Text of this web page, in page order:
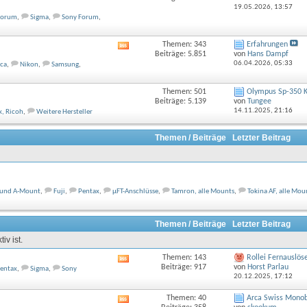
, Sigma, Sony Forum,
19.05.2026, 13:57
, Nikon, Samsung,
Themen: 343
Beiträge: 5.851
Erfahrungen
von Hans Dampf
06.04.2026, 05:33
Ricoh, Weitere Hersteller
Themen: 501
Beiträge: 5.139
Olympus Sp-350
von
Tungee
14.11.2025, 21:16
Themen / Beiträge Letzter Beitrag
A-Mount, Fuji, Pentax, µFT-Anschlüsse, Tamron, alle Mounts, Tokina AF, alle
Themen / Beiträge
Letzter Beitrag
ist.
, Sigma, Sony
Forums
Themen: 143
Beiträge: 917
Rollei
von Horst Parlau
20.12.2025, 17:12
Themen: 40
Arca Swiss